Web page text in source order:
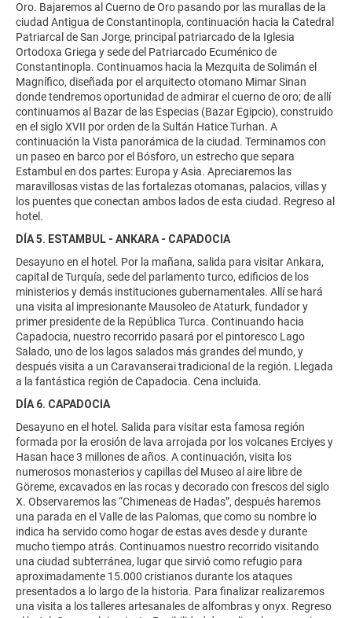
Oro. Bajaremos al Cuerno de Oro pasando por las murallas de la
ciudad Antigua de Constantinopla, continuación hacia la Catedral
Patriarcal de San Jorge, principal patriarcado de la Iglesia
Ortodoxa Griega y sede del Patriarcado Ecuménico de
Constantinopla. Continuamos hacia la Mezquita de Solimán el
Magnífico, diseñada por el arquitecto otomano Mimar Sinan
donde tendremos oportunidad de admirar el cuerno de oro; de allí
continuamos al Bazar de las Especias (Bazar Egipcio), construido
en el siglo XVII por orden de la Sultán Hatice Turhan. A
continuación la Vista panorámica de la ciudad. Terminamos con
un paseo en barco por el Bósforo, un estrecho que separa
Estambul en dos partes: Europa y Asia. Apreciaremos las
maravillosas vistas de las fortalezas otomanas, palacios, villas y
los puentes que conectan ambos lados de esta ciudad. Regreso al
hotel.
DÍA 5. ESTAMBUL - ANKARA - CAPADOCIA
Desayuno en el hotel. Por la mañana, salida para visitar Ankara,
capital de Turquía, sede del parlamento turco, edificios de los
ministerios y demás instituciones gubernamentales. Allí se hará
una visita al impresionante Mausoleo de Ataturk, fundador y
primer presidente de la República Turca. Continuando hacia
Capadocia, nuestro recorrido pasará por el pintoresco Lago
Salado, uno de los lagos salados más grandes del mundo, y
después visita a un Caravanserai tradicional de la región. Llegada
a la fantástica región de Capadocia. Cena incluida.
DÍA 6. CAPADOCIA
Desayuno en el hotel. Salida para visitar esta famosa región
formada por la erosión de lava arrojada por los volcanes Erciyes y
Hasan hace 3 millones de años. A continuación, visita los
numerosos monasterios y capillas del Museo al aire libre de
Göreme, excavados en las rocas y decorado con frescos del siglo
X. Observaremos las “Chimeneas de Hadas”, después haremos
una parada en el Valle de las Palomas, que como su nombre lo
indica ha servido como hogar de estas aves desde y durante
mucho tiempo atrás. Continuamos nuestro recorrido visitando
una ciudad subterránea, lugar que sirvió como refugio para
aproximadamente 15.000 cristianos durante los ataques
presentados a lo largo de la historia. Para finalizar realizaremos
una visita a los talleres artesanales de alfombras y onyx. Regreso